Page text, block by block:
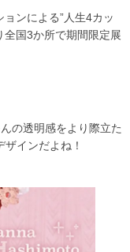
ンによる”人生4カッ
全国3か所で期間限定展
の透明感をより際立た
インだよね！